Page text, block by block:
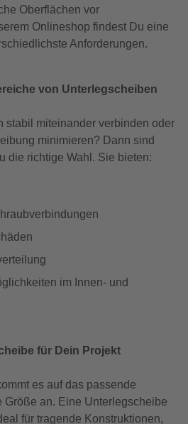
Oberflächen vor
Onlineshop findest Du eine
Anforderungen.
von Unterlegscheiben
stabil miteinander verbinden oder
minimieren? Dann sind
die richtige Wahl. Sie bieten:
im Innen- und
für Dein Projekt
es auf das passende
Größe an. Eine Unterlegscheibe
für tragende Konstruktionen,